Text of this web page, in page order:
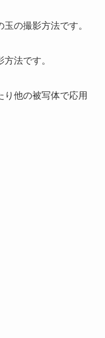
の撮影方法です。
法です。
り他の被写体で応用